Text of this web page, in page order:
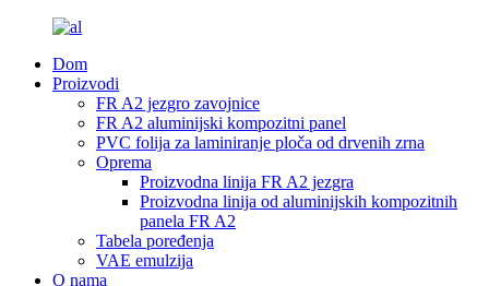
Dom
Proizvodi
FR A2 jezgro zavojnice
FR A2 aluminijski kompozitni panel
PVC folija za laminiranje ploča od drvenih zrna
Oprema
Proizvodna linija FR A2 jezgra
Proizvodna linija od aluminijskih kompozitnih
panela FR A2
Tabela poređenja
VAE emulzija
O nama